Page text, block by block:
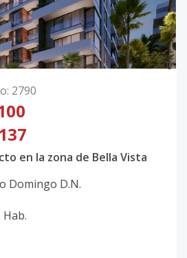
0
: 2790
en la zona de Bella Vista
Domingo D.N.
Hab.